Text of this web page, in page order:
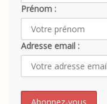
Prénom :
Adresse email :